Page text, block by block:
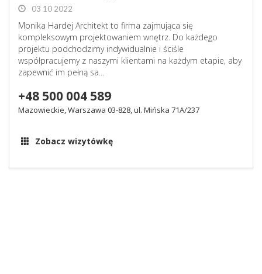
03 10 2022
Monika Hardej Architekt to firma zajmująca się
kompleksowym projektowaniem wnętrz. Do każdego
projektu podchodzimy indywidualnie i ściśle
współpracujemy z naszymi klientami na każdym etapie, aby
zapewnić im pełną sa...
+48 500 004 589
Mazowieckie, Warszawa 03-828, ul. Mińska 71A/237
Zobacz wizytówkę